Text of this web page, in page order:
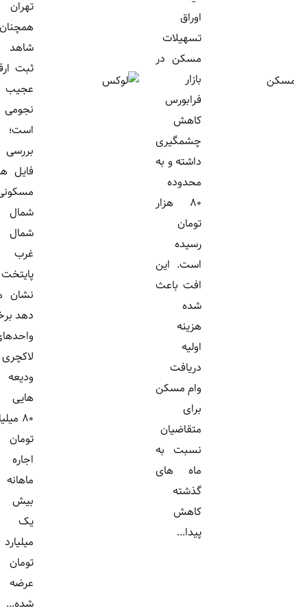
اوراق
تسهیلات
مسکن در
بازار
فرابورس
کاهش
چشمگیری
داشته و به
محدوده
۸۰ هزار
تومان
رسیده
است. این
افت باعث
شده
هزینه
اولیه
دریافت
وام مسکن
برای
متقاضیان
نسبت به
ماه های
گذشته
کاهش
پیدا...
تهران
همچنان
شاهد
ثبت ارقام
عجیب و
نجومی
است؛
بررسی
فایل های
مسکونی
شمال و
شمال
غرب
پایتخت
نشان می
دهد برخی
واحدهای
لاکچری با
ودیعه
هایی تا
۸۰ میلیارد
تومان و
اجاره
ماهانه
بیش از
یک
میلیارد
تومان
عرضه
شده...